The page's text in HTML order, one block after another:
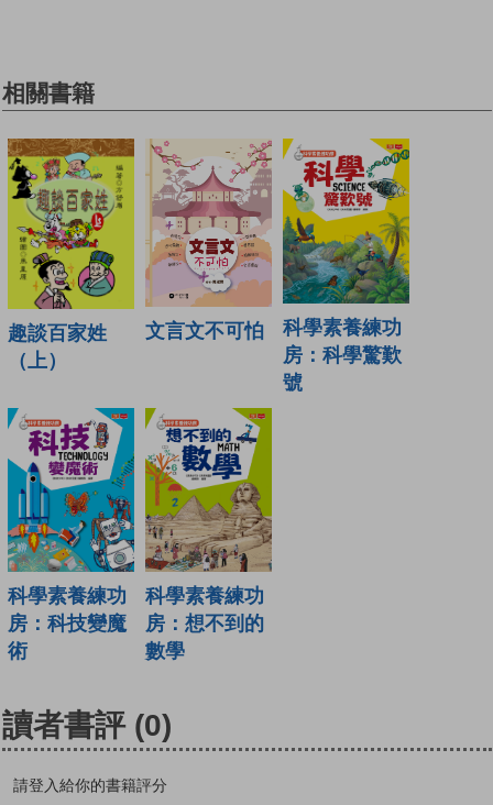
相關書籍
趣談百家姓
（上）
文言文不可怕
科學素養練功
房：科學驚歎
號
科學素養練功
房：科技變魔
術
科學素養練功
房：想不到的
數學
讀者書評 (0)
請登入給你的書籍評分